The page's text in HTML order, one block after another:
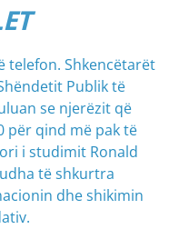
telefon. Shkencëtarët
Publik të
se njerëzit që
për qind më pak të
i studimit Ronald
të shkurtra
dhe shikimin